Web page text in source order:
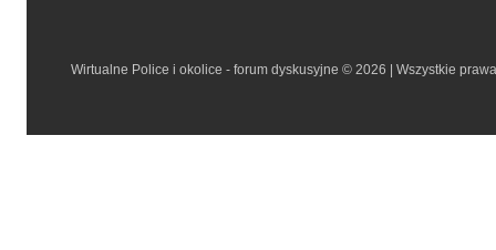
Wirtualne Police i okolice - forum dyskusyjne © 2026 | Wszystkie